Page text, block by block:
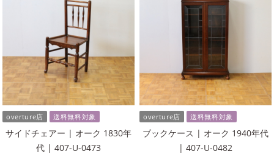
overture店 送料無料対象
サイドチェアー | オーク 1830年
代 | 407-U-0473
overture店 送料無料対象
ブックケース | オーク 1940年代
| 407-U-0482